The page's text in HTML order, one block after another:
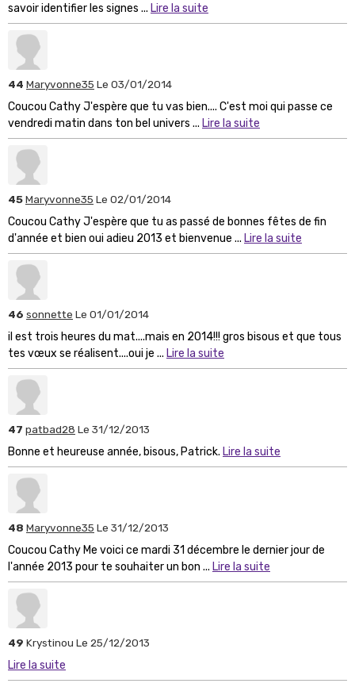
savoir identifier les signes ... Lire la suite
44 Maryvonne35 Le 03/01/2014
Coucou Cathy J'espère que tu vas bien.... C'est moi qui passe ce
vendredi matin dans ton bel univers ... Lire la suite
45Maryvonne35 Le 02/01/2014
Coucou Cathy J'espère que tu as passé de bonnes fêtes de fin
d'année et bien oui adieu 2013 et bienvenue ... Lire la suite
46 sonnette Le 01/01/2014
il est trois heures du mat....mais en 2014!!! gros bisous et que tous
tes vœux se réalisent....oui je ... Lire la suite
47 patbad28 Le 31/12/2013
Bonne et heureuse année, bisous, Patrick. Lire la suite
48 Maryvonne35 Le 31/12/2013
Coucou Cathy Me voici ce mardi 31 décembre le dernier jour de
l'année 2013 pour te souhaiter un bon ... Lire la suite
49 Krystinou Le 25/12/2013
Lire la suite